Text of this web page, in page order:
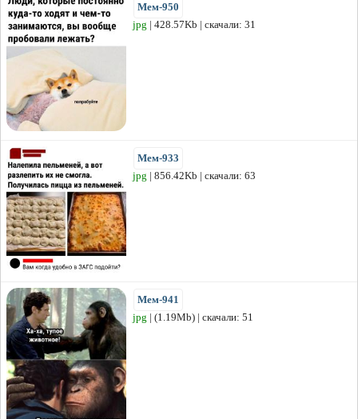
Мем-950
jpg | 428.57Kb | скачали: 31
Мем-933
jpg | 856.42Kb | скачали: 63
Мем-941
jpg | (1.19Mb) | скачали: 51